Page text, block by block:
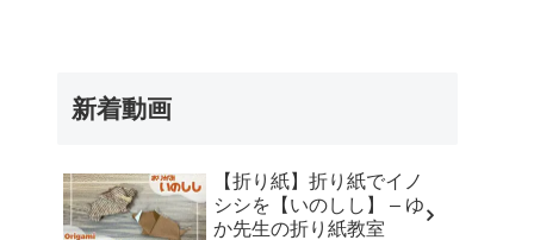
新着動画
【折り紙】折り紙でイノ
シシを【いのしし】 – ゆ
か先生の折り紙教室